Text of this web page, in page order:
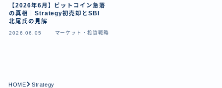
【2026年6月】ビットコイン急落
の真相｜Strategy初売却とSBI
北尾氏の見解
2026.06.05 マーケット・投資戦略
HOME Strategy